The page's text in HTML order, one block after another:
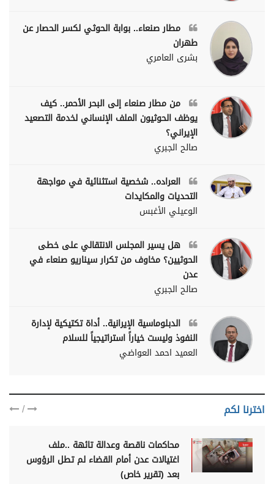
مطار صنعاء.. بوابة الحوثي لكسر الحصار عن
طهران
بشرى العامري
من مطار صنعاء إلى البحر الأحمر.. كيف
يوظف الحوثيون الملف الإنساني لخدمة التصعيد
الإيراني؟
صالح الجبري
العراده.. شخصية استثنائية في مواجهة
التحديات والمكايدات
الوعيلي الأغبس
هل يسير المجلس الانتقالي على خطى
الحوثيين؟ مخاوف من تكرار سيناريو صنعاء في
عدن
صالح الجبري
الدبلوماسية الإيرانية.. أداة تكتيكية لإدارة
النفوذ وليست خياراً استراتيجياً للسلام
العميد احمد العواضي
اخترنا لكم /
محاكمات ناقصة وعدالة تائهة ..ملف
اغتيالات عدن أمام القضاء لم تطل الرؤوس
بعد (تقرير خاص)